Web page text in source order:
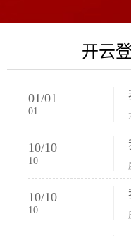
开云
01/01
01
10/10
10
10/10
10